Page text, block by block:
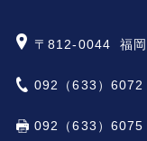
〒812-0044 福
092（633）6072
092（633）6075